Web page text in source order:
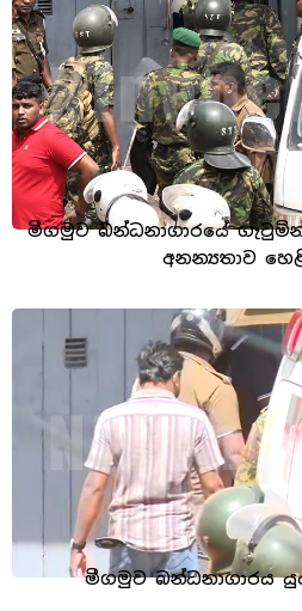
මීගමුව බන්ධනාගාරයේ
අනන්‍යතාව
මීගමුව බන්ධනාගාරය